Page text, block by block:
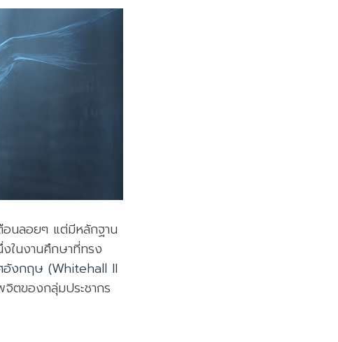
อนลอยๆ แต่มีหลักฐาน
ในงานศึกษาที่ทรง
อังกฤษ (Whitehall II
จิตของกลุ่มประชากร